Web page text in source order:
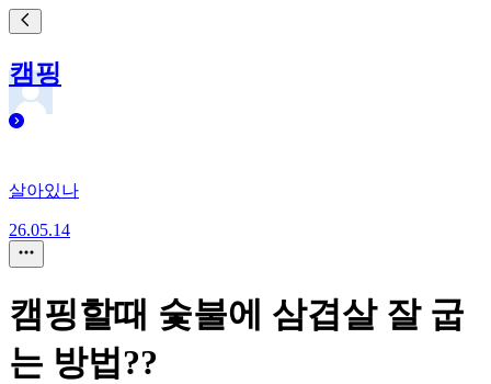
캠핑
살아있나
26.05.14
캠핑할때 숯불에 삼겹살 잘 굽
는 방법??